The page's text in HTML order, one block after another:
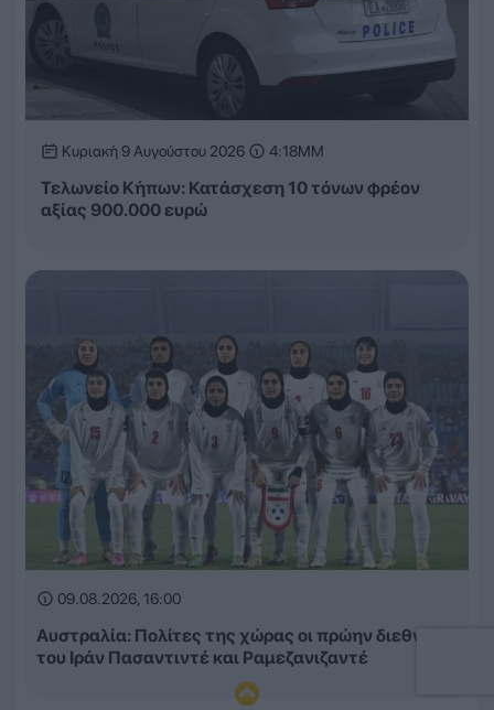
Κυριακή 9 Αυγούστου 2026 4:18ΜΜ
Τελωνείο Κήπων: Κατάσχεση 10 τόνων φρέον
αξίας 900.000 ευρώ
09.08.2026, 16:00
Αυστραλία: Πολίτες της χώρας οι πρώην διεθνείς
του Ιράν Πασαντιντέ και Ραμεζανιζαντέ